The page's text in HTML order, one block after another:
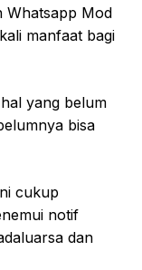
Whatsapp Mod
manfaat bagi
yang belum
bisa
cukup
notif
dan